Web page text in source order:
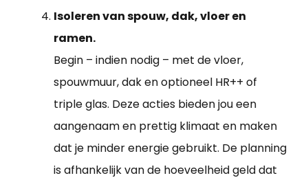
Isoleren van spouw, dak, vloer en
ramen.
Begin – indien nodig – met de vloer,
spouwmuur, dak en optioneel HR++ of
triple glas. Deze acties bieden jou een
aangenaam en prettig klimaat en maken
dat je minder energie gebruikt. De planning
is afhankelijk van de hoeveelheid geld dat